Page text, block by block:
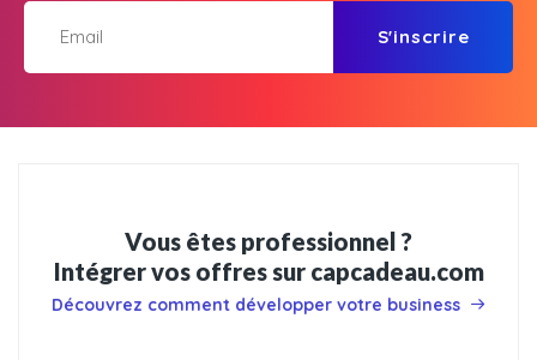
S'inscrire
Vous êtes professionnel ?
Intégrer vos offres sur capcadeau.com
Découvrez comment développer votre business